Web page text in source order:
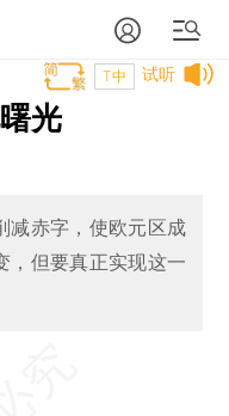
试听
T中
光
减赤字，使欧元区成
，但要真正实现这一